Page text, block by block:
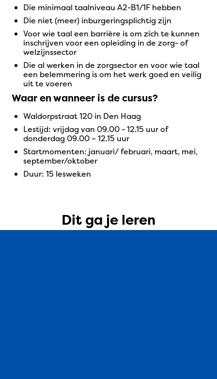
die minimaal taalniveau A2-B1/1F hebben
die niet (meer) inburgeringsplichtig zijn
voor wie taal een barrière is om zich te kunnen
inschrijven voor een opleiding in de zorg- of
welzijnssector
die al werken in de zorgsector en voor wie taal
een belemmering is om het werk goed en veilig
uit te voeren
Waar en wanneer is de cursus?
Waldorpstraat 120 in Den Haag
Lestijd: vrijdag van 09.00 - 12.15 uur of
donderdag 09.00 – 12.15 uur
Startmomenten: januari/ februari, maart, mei,
september/oktober
Duur: 15 lesweken
Dit ga je leren